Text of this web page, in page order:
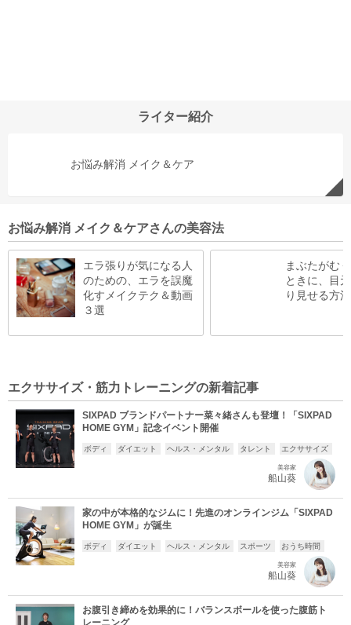
ライター紹介
お悩み解消 メイク＆ケア
お悩み解消 メイク＆ケアさんの美容法
エラ張りが気になる人
のための、エラを誤魔
化すメイクテク＆動画
３選
まぶたがむ
ときに、目
り見せる方
エクササイズ・筋力トレーニングの新着記事
SIXPAD ブランドパートナー菜々緒さんも登壇！「SIXPAD
HOME GYM」記念イベント開催
ボディ ダイエット ヘルス・メンタル タレント エクササイズ
美容家
船山葵
家の中が本格的なジムに！先進のオンラインジム「SIXPAD
HOME GYM」が誕生
ボディ ダイエット ヘルス・メンタル スポーツ おうち時間
美容家
船山葵
お腹引き締めを効果的に！バランスボールを使った腹筋ト